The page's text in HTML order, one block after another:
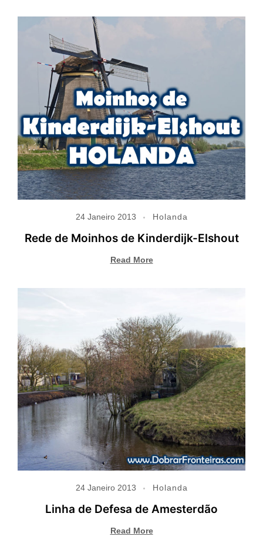
24 Janeiro 2013 Holanda
Rede de Moinhos de Kinderdijk-Elshout
Read More
24 Janeiro 2013 Holanda
Linha de Defesa de Amesterdão
Read More